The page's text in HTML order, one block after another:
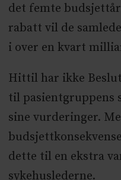
det femte
rabatt vil de
i over en kvart
Hittil har ikke
til pasientgruppens
sine vurderinger.
dette til en ekstra
sykehuslederne.